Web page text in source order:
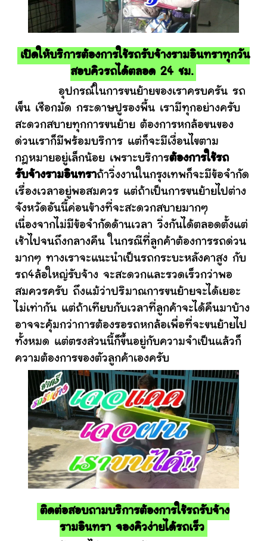
เปิดให้บริการต้องการใช้รถรับจ้างรามอินทราทุกวัน
สอบคิวรถได้ตลอด 24 ชม.
อุปกรณ์ในการขนย้ายของเราครบครัน รถ
เข็น เชือกมัด กระดาษปูรองพื้น เรามีทุกอย่างครับ
สะดวกสบายทุกการขนย้าย ต้องการหกล้อขนของ
ด่วนเราก็มีพร้อมบริการ แต่ก็จะมีเงื่อนไขตาม
กฎหมายอยู่เล็กน้อย เพราะบริการต้องการใช้รถ
รับจ้างรามอินทราถ้าวิ่งงานในกรุงเทพก็จะมีข้อจำกัด
เรื่องเวลาอยู่พอสมควร แต่ถ้าเป็นการขนย้ายไปต่าง
จังหวัดอันนี้ค่อนข้างที่จะสะดวกสบายมากๆ
เนื่องจากไม่มีข้อจำกัดด้านเวลา วิ่งกันได้ตลอดตั้งแต่
เช้าไปจนถึงกลางคืน ในกรณีที่ลูกค้าต้องการรถด่วน
มากๆ ทางเราจะแนะนำเป็นรถกระบะหลังคาสูง กับ
รถ4ล้อใหญ่รับจ้าง จะสะดวกและรวดเร็วกว่าพอ
สมควรครับ ถึงแม้ว่าปริมาณการขนย้ายจะได้เยอะ
ไม่เท่ากัน แต่ถ้าเทียบกับเวลาที่ลูกค้าจะได้คืนมาบ้าง
อาจจะคุ้มกว่าการต้องรอรถหกล้อเพื่อที่จะขนย้ายไป
ทั้งหมด แต่ตรงส่วนนี้ก็ขึ้นอยู่กับความจำเป็นแล้วก็
ความต้องการของตัวลูกค้าเองครับ
ติดต่อสอบถามบริการต้องการใช้รถรับจ้าง
รามอินทรา จองคิวง่ายได้รถเร็ว